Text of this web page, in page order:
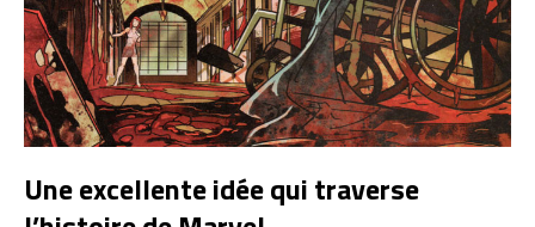
Une excellente idée qui traverse